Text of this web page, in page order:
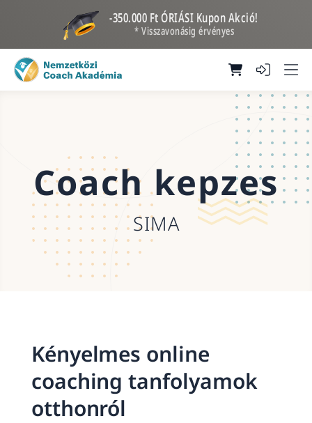
-350.000 Ft ÓRIÁSI Kupon Akció!
* Visszavonásig érvényes
Coach kepzes
SIMA
Kényelmes online
coaching tanfolyamok
otthonról